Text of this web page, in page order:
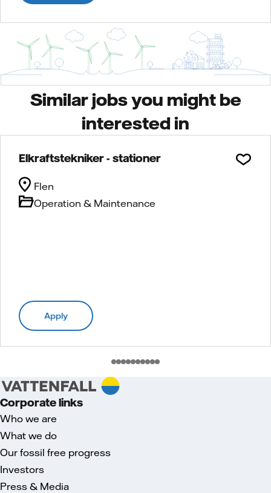
Similar jobs you might be
interested in
Elkraftstekniker - stationer
Operation & Maintenance
Flen
Apply
Corporate links
Who we are
What we do
Our fossil free progress
Investors
Press & Media